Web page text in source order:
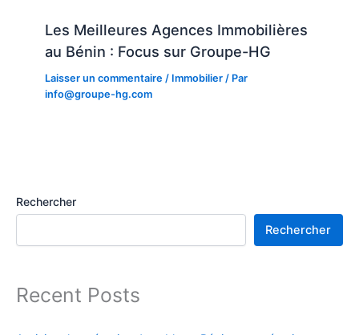
Les Meilleures Agences Immobilières
au Bénin : Focus sur Groupe-HG
Laisser un commentaire / Immobilier / Par
info@groupe-hg.com
Rechercher
Rechercher
Recent Posts